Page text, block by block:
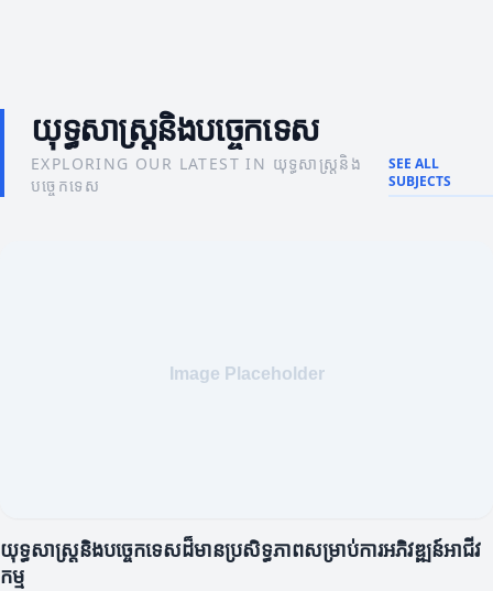
យុទ្ធសាស្រ្តនិងបច្ចេកទេស
EXPLORING OUR LATEST IN យុទ្ធសាស្រ្តនិង
បច្ចេកទេស
SEE ALL
SUBJECTS
យុទ្ធសាស្រ្តនិងបច្ចេកទេសដ៏មានប្រសិទ្ធភាពសម្រាប់ការអភិវឌ្ឍន៍អាជីវ
កម្ម